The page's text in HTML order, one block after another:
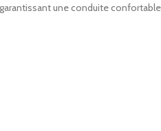
une conduite